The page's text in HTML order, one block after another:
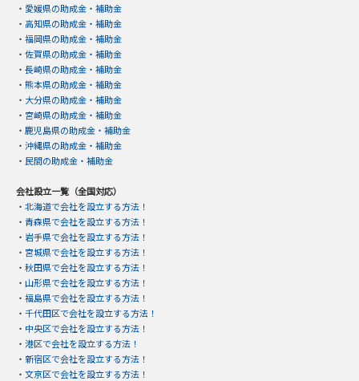
・ 愛媛県の助成金・補助金
・ 高知県の助成金・補助金
・ 福岡県の助成金・補助金
・ 佐賀県の助成金・補助金
・ 長崎県の助成金・補助金
・ 熊本県の助成金・補助金
・ 大分県の助成金・補助金
・ 宮崎県の助成金・補助金
・ 鹿児島県の助成金・補助金
・ 沖縄県の助成金・補助金
・ 民間の助成金・補助金
会社設立一覧（全国対応）
・ 北海道で会社を設立する方法！
・ 青森県で会社を設立する方法！
・ 岩手県で会社を設立する方法！
・ 宮城県で会社を設立する方法！
・ 秋田県で会社を設立する方法！
・ 山形県で会社を設立する方法！
・ 福島県で会社を設立する方法！
・ 千代田区で会社を設立する方法！
・ 中央区で会社を設立する方法！
・ 港区で会社を設立する方法！
・ 新宿区で会社を設立する方法！
・ 文京区で会社を設立する方法！